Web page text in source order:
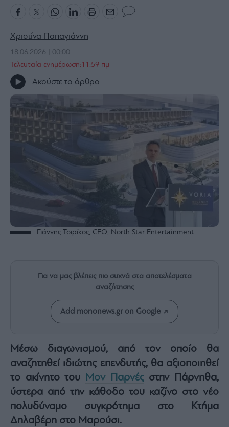
The
Wiseman
Room
301
Story
Media
Winners
Losers
Rumors
ESG
Mononews2030
Bons
Vivants
Auto
&
Style
Υγεία
Χριστίνα Παπαγιάννη
18.06.2026 | 00:00
Τελευταία ενημέρωση:11:59 πμ
Ακούστε το άρθρο
Γιάννης Τσιρίκος, CEO, North Star Entertainment
Για να μας βλέπεις πιο συχνά στα αποτελέσματα
αναζήτησης
Add mononews.gr on Google
Μέσω διαγωνισμού, από τον οποίο θα
αναζητηθεί ιδιώτης επενδυτής, θα αξιοποιηθεί
το ακίνητο του
Μον Παρνέςστην Πάρνηθα,
ύστερα από την κάθοδο του καζίνο στο νέο
πολυδύναμο συγκρότημα στο Κτήμα
Δηλαβέρη στο Μαρούσι.